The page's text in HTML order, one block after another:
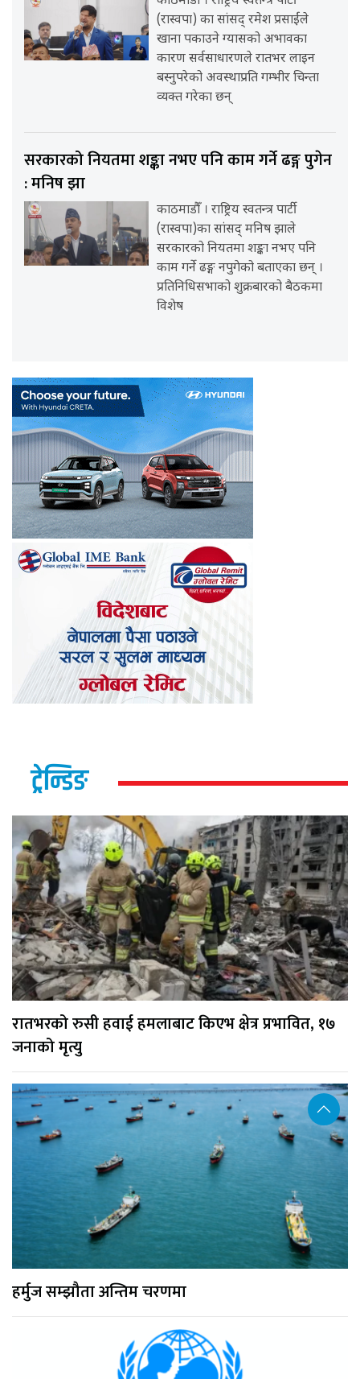
(रास्वपा) का सांसद् रमेश प्रसाईंले
खाना पकाउने ग्यासको अभावका
कारण सर्वसाधारणले रातभर लाइन
बस्नुपरेको अवस्थाप्रति गम्भीर चिन्ता
व्यक्त गरेका छन्
सरकारको नियतमा शङ्का नभए पनि काम गर्ने ढङ्ग पुगेन
: मनिष झा
काठमाडौँ । राष्ट्रिय स्वतन्त्र पार्टी
(रास्वपा)का सांसद् मनिष झाले
सरकारको नियतमा शङ्का नभए पनि
काम गर्ने ढङ्ग नपुगेको बताएका छन् ।
प्रतिनिधिसभाको शुक्रबारको बैठकमा
विशेष
ट्रेन्डिङ
रातभरको रुसी हवाई हमलाबाट किएभ क्षेत्र प्रभावित, १७
जनाको मृत्यु
हर्मुज सम्झौता अन्तिम चरणमा